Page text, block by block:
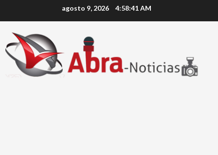
agosto 9, 2026 4:58:42 AM